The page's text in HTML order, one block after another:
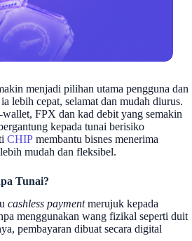
menjadi pilihan utama pengguna dan
lebih cepat, selamat dan mudah diurus.
FPX dan kad debit yang semakin
kepada tunai berisiko
CHIP membantu bisnes menerima
mudah dan fleksibel.
Tunai?
cashless paymentmerujuk kepada
menggunakan wang fizikal seperti duit
pembayaran dibuat secara digital